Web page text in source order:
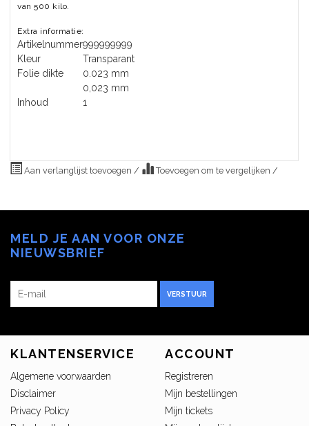
van 500 kilo.
Extra informatie:
Artikelnummer999999999
Kleur
Transparant
Folie dikte
0.023 mm
0,023 mm
Inhoud
1
Aan verlanglijst toevoegen / Toevoegen om te vergelijken /
MELD JE AAN VOOR ONZE
NIEUWSBRIEF
VERSTUUR
KLANTENSERVICE
Algemene voorwaarden
Disclaimer
Privacy Policy
ACCOUNT
Registreren
Mijn bestellingen
Mijn tickets